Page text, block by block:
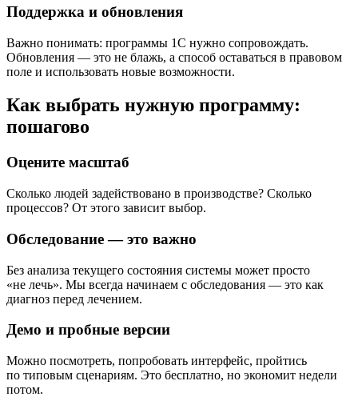
Поддержка и обновления
Важно понимать: программы 1С нужно сопровождать.
Обновления — это не блажь, а способ оставаться в правовом
поле и использовать новые возможности.
Как выбрать нужную программу:
пошагово
Оцените масштаб
Сколько людей задействовано в производстве? Сколько
процессов? От этого зависит выбор.
Обследование — это важно
Без анализа текущего состояния системы может просто
«не лечь». Мы всегда начинаем с обследования — это как
диагноз перед лечением.
Демо и пробные версии
Можно посмотреть, попробовать интерфейс, пройтись
по типовым сценариям. Это бесплатно, но экономит недели
потом.